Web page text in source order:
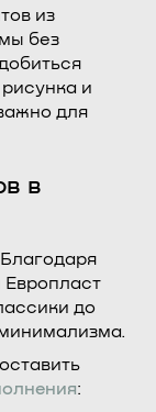
из
без
и
для
в
Благодаря
до
: